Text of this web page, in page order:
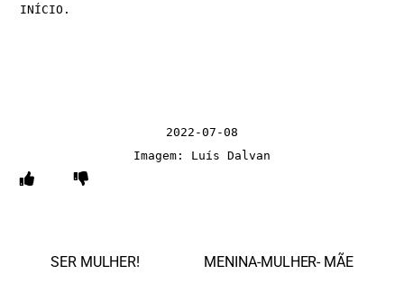
INÍCIO.
2022-07-08
Imagem: Luís Dalvan
SER MULHER! MENINA-MULHER- MÃE